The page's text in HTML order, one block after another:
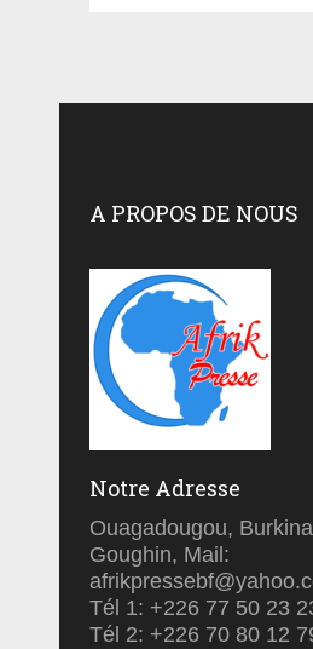
A PROPOS DE NOUS
Notre Adresse
Ouagadougou,
Goughin, Mail:
Tél 1: +226 77 50 23
Tél 2: +226 70 80 12